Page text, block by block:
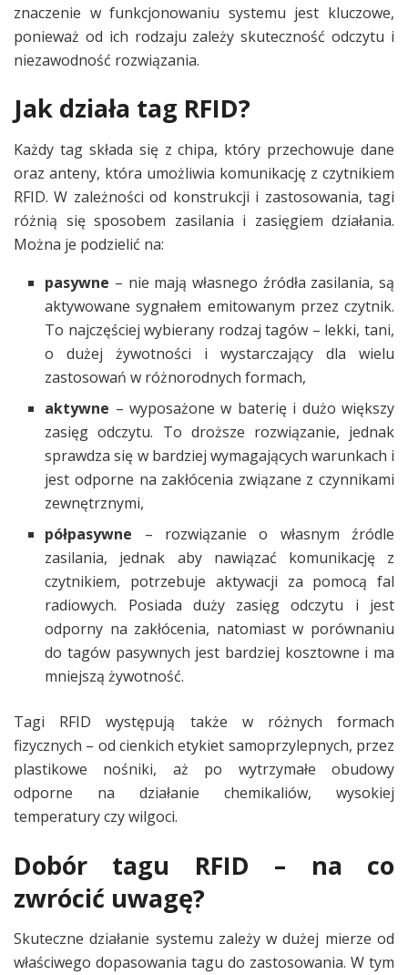
znaczenie w funkcjonowaniu systemu jest kluczowe,
ponieważ od ich rodzaju zależy skuteczność odczytu i
niezawodność rozwiązania.
Jak działa tag RFID?
Każdy tag składa się z chipa, który przechowuje dane
oraz anteny, która umożliwia komunikację z czytnikiem
RFID. W zależności od konstrukcji i zastosowania, tagi
różnią się sposobem zasilania i zasięgiem działania.
Można je podzielić na:
pasywne – nie mają własnego źródła zasilania, są
aktywowane sygnałem emitowanym przez czytnik.
To najczęściej wybierany rodzaj tagów – lekki, tani,
o dużej żywotności i wystarczający dla wielu
zastosowań w różnorodnych formach,
aktywne – wyposażone w baterię i dużo większy
zasięg odczytu. To droższe rozwiązanie, jednak
sprawdza się w bardziej wymagających warunkach i
jest odporne na zakłócenia związane z czynnikami
zewnętrznymi,
półpasywne – rozwiązanie o własnym źródle
zasilania, jednak aby nawiązać komunikację z
czytnikiem, potrzebuje aktywacji za pomocą fal
radiowych. Posiada duży zasięg odczytu i jest
odporny na zakłócenia, natomiast w porównaniu
do tagów pasywnych jest bardziej kosztowne i ma
mniejszą żywotność.
Tagi RFID występują także w różnych formach
fizycznych – od cienkich etykiet samoprzylepnych, przez
plastikowe nośniki, aż po wytrzymałe obudowy
odporne na działanie chemikaliów, wysokiej
temperatury czy wilgoci.
Dobór tagu RFID – na co
zwrócić uwagę?
Skuteczne działanie systemu zależy w dużej mierze od
właściwego dopasowania tagu do zastosowania. W tym